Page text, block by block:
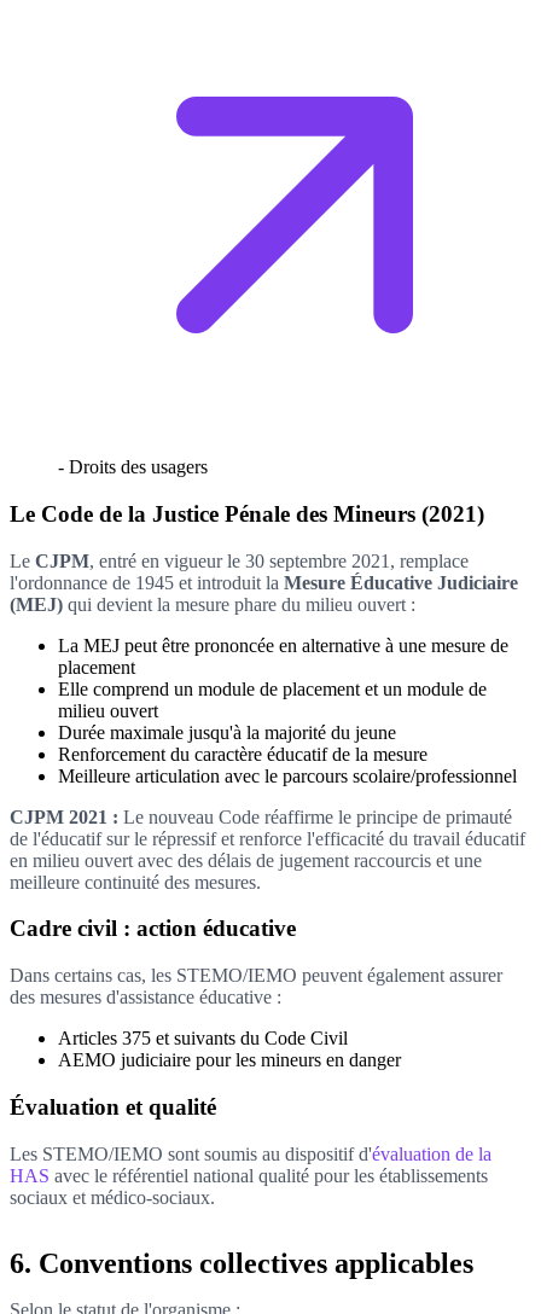
- Droits des usagers
Le Code de la Justice Pénale des Mineurs (2021)
Le CJPM, entré en vigueur le 30 septembre 2021, remplace
l'ordonnance de 1945 et introduit la Mesure Éducative Judiciaire
(MEJ) qui devient la mesure phare du milieu ouvert :
La MEJ peut être prononcée en alternative à une mesure de
placement
Elle comprend un module de placement et un module de
milieu ouvert
Durée maximale jusqu'à la majorité du jeune
Renforcement du caractère éducatif de la mesure
Meilleure articulation avec le parcours scolaire/professionnel
CJPM 2021 : Le nouveau Code réaffirme le principe de primauté
de l'éducatif sur le répressif et renforce l'efficacité du travail éducatif
en milieu ouvert avec des délais de jugement raccourcis et une
meilleure continuité des mesures.
Cadre civil : action éducative
Dans certains cas, les STEMO/IEMO peuvent également assurer
des mesures d'assistance éducative :
Articles 375 et suivants du Code Civil
AEMO judiciaire pour les mineurs en danger
Évaluation et qualité
Les STEMO/IEMO sont soumis au dispositif d'évaluation de la
HAS avec le référentiel national qualité pour les établissements
sociaux et médico-sociaux.
6. Conventions collectives applicables
Selon le statut de l'organisme :